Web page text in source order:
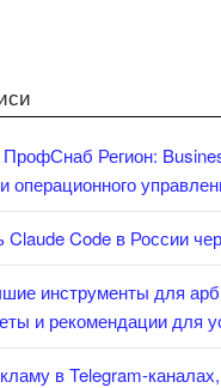
ПрофСнаб Регион:
операционного
Claude Code в России
инструменты для
и рекомендации для
в Telegram-